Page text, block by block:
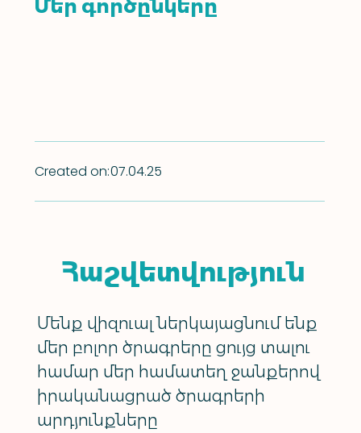
Մեր գործընկերը
07.04.25
Created on:
Մենք վիզուալ ներկայացնում ենք
մեր բոլոր ծրագրերը ցույց տալու
համար մեր համատեղ ջանքերով
իրականացրած ծրագրերի
արդյունքները
Հաշվետվություն